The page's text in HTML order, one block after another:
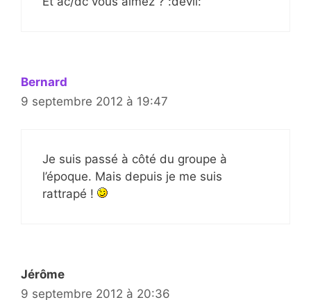
Bernard
9 septembre 2012 à 19:47
Je suis passé à côté du groupe à
l’époque. Mais depuis je me suis
rattrapé !
Jérôme
9 septembre 2012 à 20:36